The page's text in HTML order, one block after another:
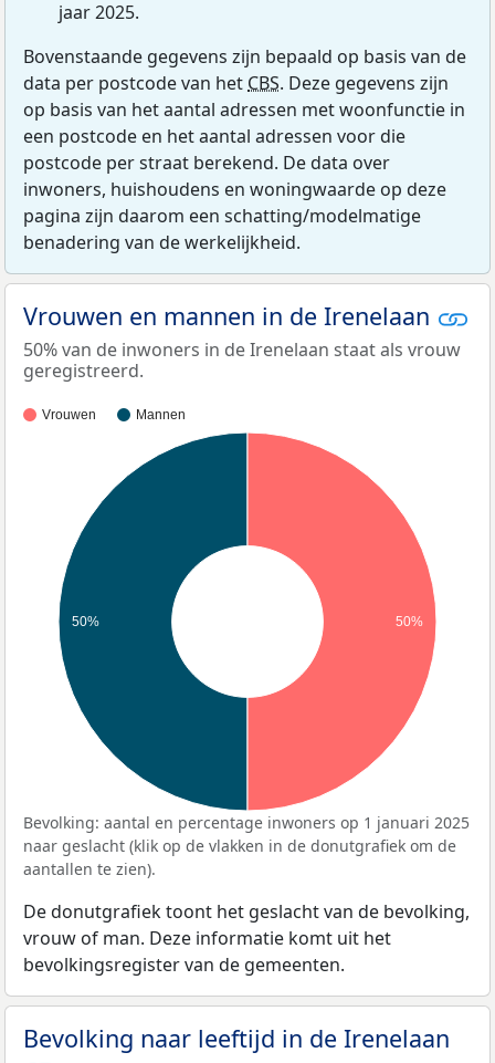
jaar 2025.
Bovenstaande gegevens zijn bepaald op basis van de
data per postcode van het CBS. Deze gegevens zijn
op basis van het aantal adressen met woonfunctie in
een postcode en het aantal adressen voor die
postcode per straat berekend. De data over
inwoners, huishoudens en woningwaarde op deze
pagina zijn daarom een schatting/modelmatige
benadering van de werkelijkheid.
Vrouwen en mannen in de Irenelaan
50% van de inwoners in de Irenelaan staat als vrouw
geregistreerd.
Vrouwen Mannen
50% 50%
Bevolking: aantal en percentage inwoners op 1 januari 2025
naar geslacht (klik op de vlakken in de donutgrafiek om de
aantallen te zien).
De donutgrafiek toont het geslacht van de bevolking,
vrouw of man. Deze informatie komt uit het
bevolkingsregister van de gemeenten.
Bevolking naar leeftijd in de Irenelaan